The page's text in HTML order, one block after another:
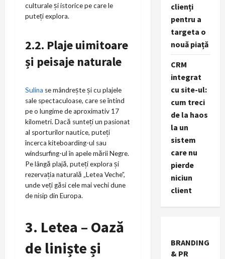
culturale și istorice pe care le
puteți explora.
2.2. Plaje uimitoare
și peisaje naturale
Sulina se mândrește și cu plajele
sale spectaculoase, care se întind
pe o lungime de aproximativ 17
kilometri. Dacă sunteți un pasionat
al sporturilor nautice, puteți
încerca kiteboarding-ul sau
windsurfing-ul în apele mării Negre.
Pe lângă plajă, puteți explora și
rezervația naturală „Letea Veche”,
unde veți găsi cele mai vechi dune
de nisip din Europa.
3. Letea – Oază
de liniște și
clienți
pentru a
targeta o
nouă piață
CRM
integrat
cu site-ul:
cum treci
de la haos
la un
sistem
care nu
pierde
niciun
client
BRANDING
& PR